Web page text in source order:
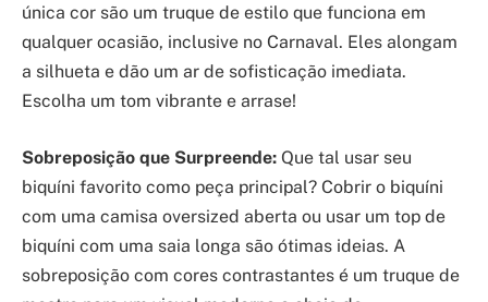
única cor são um truque de estilo que funciona em
qualquer ocasião, inclusive no Carnaval. Eles alongam
a silhueta e dão um ar de sofisticação imediata.
Escolha um tom vibrante e arrase!
Sobreposição que Surpreende: Que tal usar seu
biquíni favorito como peça principal? Cobrir o biquíni
com uma camisa oversized aberta ou usar um top de
biquíni com uma saia longa são ótimas ideias. A
sobreposição com cores contrastantes é um truque de